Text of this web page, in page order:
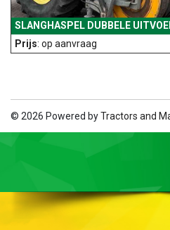
SLANGHASPEL DUBBELE
Prijs: op aanvraag
© 2026 Powered byTractors and